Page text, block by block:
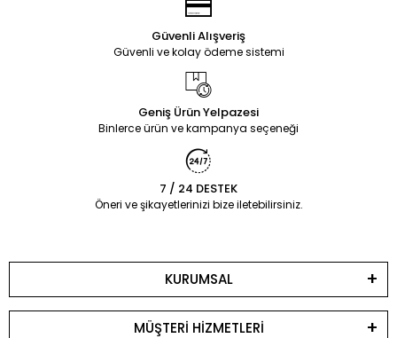
Güvenli Alışveriş
Güvenli ve kolay ödeme sistemi
Geniş Ürün Yelpazesi
Binlerce ürün ve kampanya seçeneği
7 / 24 DESTEK
Öneri ve şikayetlerinizi bize iletebilirsiniz.
KURUMSAL
MÜŞTERİ HİZMETLERİ